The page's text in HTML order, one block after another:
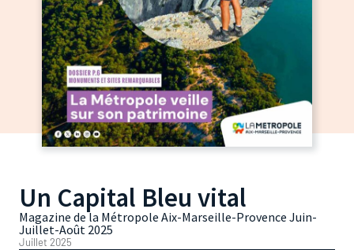
Un Capital Bleu vital
Magazine de la Métropole Aix-Marseille-Provence Juin-
Juillet-Août 2025
Juillet 2025